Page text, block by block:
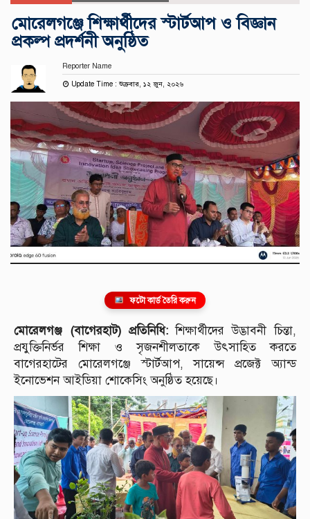
মোরেলগঞ্জে শিক্ষার্থীদের স্টার্টআপ ও বিজ্ঞান
প্রকল্প প্রদর্শনী অনুষ্ঠিত
Reporter Name
Update Time : শুক্রবার, ১২ জুন, ২০২৬
ফটো কার্ড তৈরি করুন
মোরেলগঞ্জ (বাগেরহাট) প্রতিনিধি:শিক্ষার্থীদের উদ্ভাবনী চিন্তা,
প্রযুক্তিনির্ভর শিক্ষা ও সৃজনশীলতাকে উৎসাহিত করতে
বাগেরহাটের মোরেলগঞ্জে স্টার্টআপ, সায়েন্স প্রজেক্ট অ্যান্ড
ইনোভেশন আইডিয়া শোকেসিং অনুষ্ঠিত হয়েছে।